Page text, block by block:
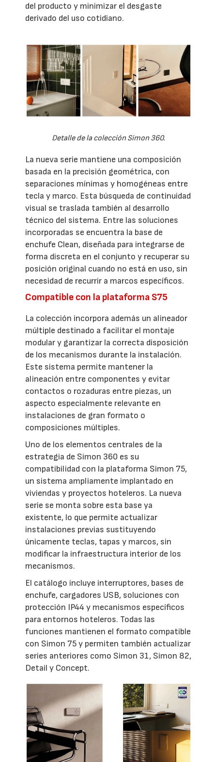
del producto y minimizar el desgaste
derivado del uso cotidiano.
Detalle de la colección Simon 360.
La nueva serie mantiene una composición
basada en la precisión geométrica, con
separaciones mínimas y homogéneas entre
tecla y marco. Esta búsqueda de continuidad
visual se traslada también al desarrollo
técnico del sistema. Entre las soluciones
incorporadas se encuentra la base de
enchufe Clean, diseñada para integrarse de
forma discreta en el conjunto y recuperar su
posición original cuando no está en uso, sin
necesidad de recurrir a marcos específicos.
Compatible con la plataforma S75
La colección incorpora además un alineador
múltiple destinado a facilitar el montaje
modular y garantizar la correcta disposición
de los mecanismos durante la instalación.
Este sistema permite mantener la
alineación entre componentes y evitar
contactos o rozaduras entre piezas, un
aspecto especialmente relevante en
instalaciones de gran formato o
composiciones múltiples.
Uno de los elementos centrales de la
estrategia de Simon 360 es su
compatibilidad con la plataforma Simon 75,
un sistema ampliamente implantado en
viviendas y proyectos hoteleros. La nueva
serie se monta sobre esta base ya
existente, lo que permite actualizar
instalaciones previas sustituyendo
únicamente teclas, tapas y marcos, sin
modificar la infraestructura interior de los
mecanismos.
El catálogo incluye interruptores, bases de
enchufe, cargadores USB, soluciones con
protección IP44 y mecanismos específicos
para entornos hoteleros. Todas las
funciones mantienen el formato compatible
con Simon 75 y permiten también actualizar
series anteriores como Simon 31, Simon 82,
Detail y Concept.